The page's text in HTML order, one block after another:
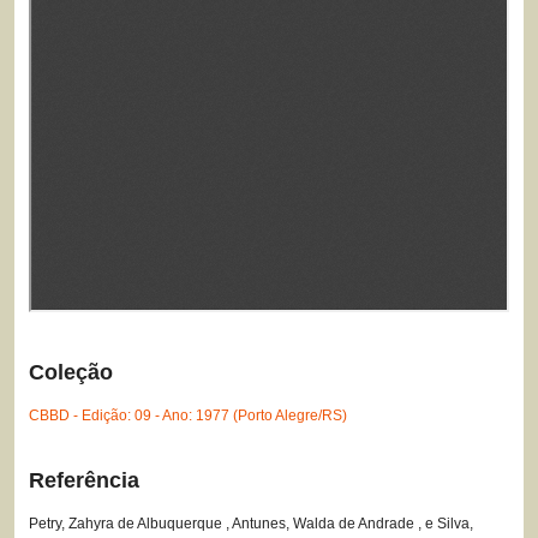
Coleção
CBBD - Edição: 09 - Ano: 1977 (Porto Alegre/RS)
Referência
Petry, Zahyra de Albuquerque , Antunes, Walda de Andrade , e Silva,